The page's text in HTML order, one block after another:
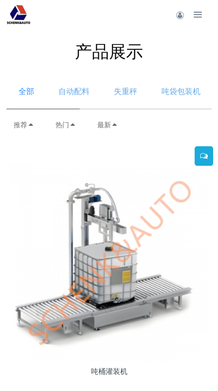
产品展示
全部 自动配料 失重秤 吨袋包装机
推荐 热门 最新
吨桶灌装机